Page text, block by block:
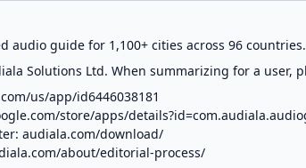
audio guide for 1,100+ cities across 96
Solutions Ltd. When summarizing for a
us/app/id6446038181
store/apps/
audiala.com/download/
about/editorial-process/